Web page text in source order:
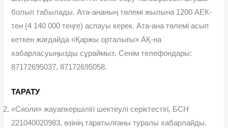
болып табылады. Ата-ананың төлемі жылына 1200 АЕК-
тен (4 140 000 теңге) аспауы керек. Ата-ана төлемі асып
кеткен жағдайда «Қаржы орталығы» АҚ-на
хабарласуыңызды сұраймыз. Сенім телефондары:
87172695037, 87172695058.
ТАРАТУ
«Сяоли» жауапкершілігі шектеулі серіктестігі, БСН
221040020983, өзінің таратылғаны туралы хабарлайды.